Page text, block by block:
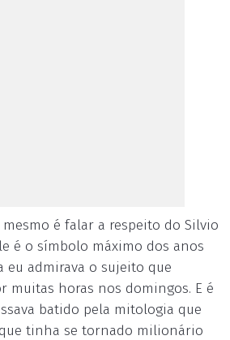
é falar a respeito do Silvio
é o símbolo máximo dos anos
eu admirava o sujeito que
muitas horas nos domingos. E é
batido pela mitologia que
tinha se tornado milionário